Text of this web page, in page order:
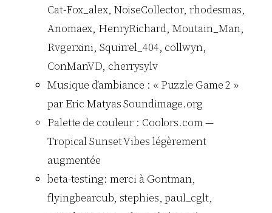
Cat-Fox_alex, NoiseCollector, rhodesmas,
Anomaex, HenryRichard, Moutain_Man,
Rvgerxini, Squirrel_404, collwyn,
ConManVD, cherrysylv
Musique d’ambiance : « Puzzle Game 2 »
par Eric Matyas Soundimage.org
Palette de couleur : Coolors.com —
Tropical Sunset Vibes légèrement
augmentée
beta-testing: merci à Gontman,
flyingbearcub, stephies, paul_cglt,